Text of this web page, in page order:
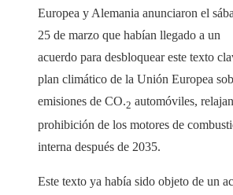
Europea y Alemania anunciaron el
25 de marzo que habían llegado a un
acuerdo para desbloquear este texto
plan climático de la Unión Europea
emisiones de CO.2 automóviles,
prohibición de los motores de
interna después de 2035.
Este texto ya había sido objeto de un